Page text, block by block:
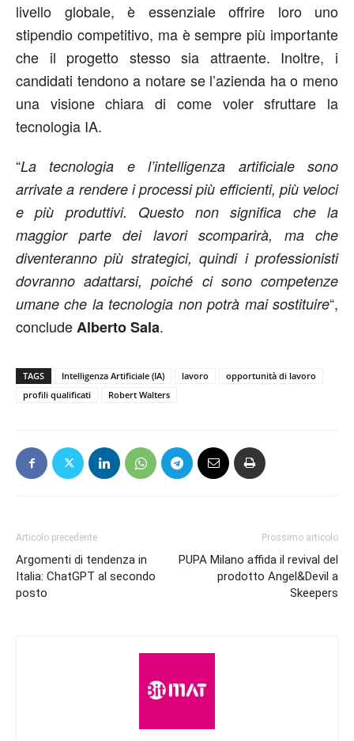
livello globale, è essenziale offrire loro uno
stipendio competitivo, ma è sempre più importante
che il progetto stesso sia attraente. Inoltre, i
candidati tendono a notare se l’azienda ha o meno
una visione chiara di come voler sfruttare la
tecnologia IA.
“La tecnologia e l’intelligenza artificiale sono
arrivate a rendere i processi più efficienti, più veloci
e più produttivi. Questo non significa che la
maggior parte dei lavori scomparirà, ma che
diventeranno più strategici, quindi i professionisti
dovranno adattarsi, poiché ci sono competenze
umane che la tecnologia non potrà mai sostituire“,
concludeAlberto Sala.
TAGS Intelligenza Artificiale (IA) lavoro
opportunità di lavoro
profili qualificati
Robert Walters
Articolo precedente
Argomenti di tendenza in
Italia: ChatGPT al secondo
posto
Prossimo articolo
PUPA Milano affida il revival del
prodotto Angel&Devil a
Skeepers